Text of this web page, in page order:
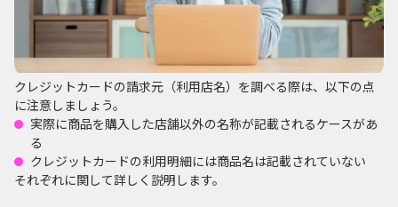
クレジットカードの請求元（利用店名）を調べる際は、以下の点
に注意しましょう。
実際に商品を購入した店舗以外の名称が記載されるケースがあ
る
クレジットカードの利用明細には商品名は記載されていない
それぞれに関して詳しく説明します。